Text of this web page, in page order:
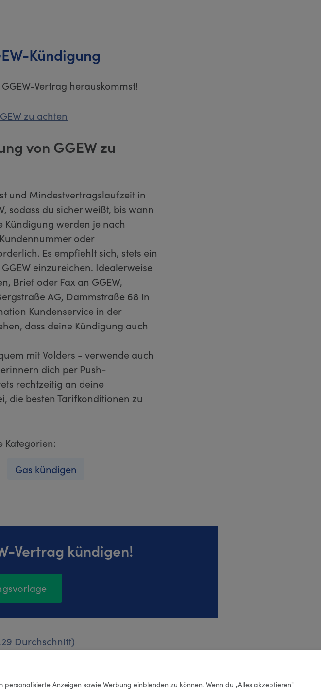
Kündigung
Vertrag herauskommst!
zu achten
von GGEW zu
und Mindestvertragslaufzeit in
sodass du sicher weißt, bis wann
Kündigung werden je nach
oder
Es empfiehlt sich, stets ein
einzureichen. Idealerweise
Brief oder Fax an GGEW,
AG, Dammstraße 68 in
Kundenservice in der
dass deine Kündigung auch
mit Volders - verwende auch
dich per Push-
rechtzeitig an deine
die besten Tarifkonditionen zu
Kategorien:
Gas kündigen
Vertrag kündigen!
Durchschnitt)
Anzeigen sowie Werbung einblenden zu können. Wenn du „Alles akzeptieren"